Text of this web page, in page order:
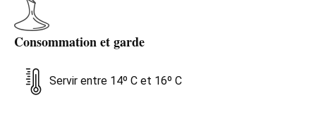
Consommation et garde
Servir entre 14º C et 16º C